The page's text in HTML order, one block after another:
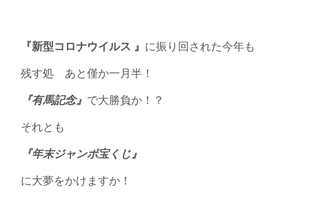
『新型コロナウイルス 』 に振り回された今年も
残す処 あと僅か一月半！
『有馬記念』 で大勝負か！？
それとも
『年末ジャンボ宝くじ』
に大夢をかけますか！